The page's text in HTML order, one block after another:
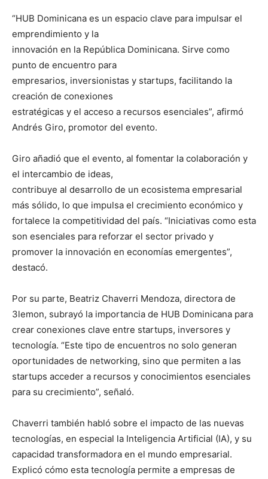
“HUB Dominicana es un espacio clave para impulsar el
emprendimiento y la
innovación en la República Dominicana. Sirve como
punto de encuentro para
empresarios, inversionistas y startups, facilitando la
creación de conexiones
estratégicas y el acceso a recursos esenciales”, afirmó
Andrés Giro, promotor del evento.
Giro añadió que el evento, al fomentar la colaboración y
el intercambio de ideas,
contribuye al desarrollo de un ecosistema empresarial
más sólido, lo que impulsa el crecimiento económico y
fortalece la competitividad del país. “Iniciativas como esta
son esenciales para reforzar el sector privado y
promover la innovación en economías emergentes”,
destacó.
Por su parte, Beatriz Chaverri Mendoza, directora de
3lemon, subrayó la importancia de HUB Dominicana para
crear conexiones clave entre startups, inversores y
tecnología. “Este tipo de encuentros no solo generan
oportunidades de networking, sino que permiten a las
startups acceder a recursos y conocimientos esenciales
para su crecimiento”, señaló.
Chaverri también habló sobre el impacto de las nuevas
tecnologías, en especial la Inteligencia Artificial (IA), y su
capacidad transformadora en el mundo empresarial.
Explicó cómo esta tecnología permite a empresas de